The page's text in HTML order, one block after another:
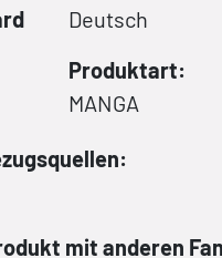
Deutsch
Produktart:
MANGA
mit anderen